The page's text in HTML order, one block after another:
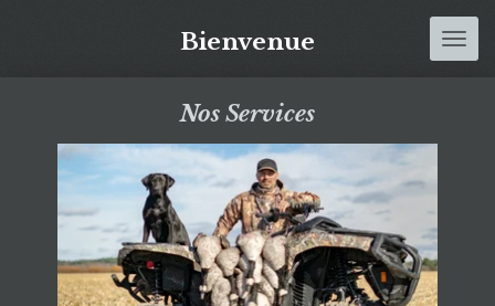
Bienvenue
Nos Services